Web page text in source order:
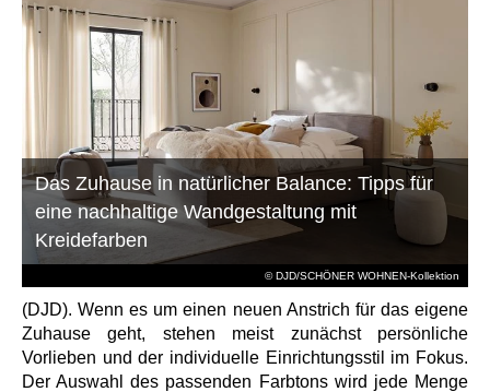
© DJD/SCHÖNER WOHNEN-Kollektion
Das Zuhause in natürlicher Balance: Tipps für
eine nachhaltige Wandgestaltung mit
Kreidefarben
(DJD). Wenn es um einen neuen Anstrich für das eigene
Zuhause geht, stehen meist zunächst persönliche
Vorlieben und der individuelle Einrichtungsstil im Fokus.
Der Auswahl des passenden Farbtons wird jede Menge